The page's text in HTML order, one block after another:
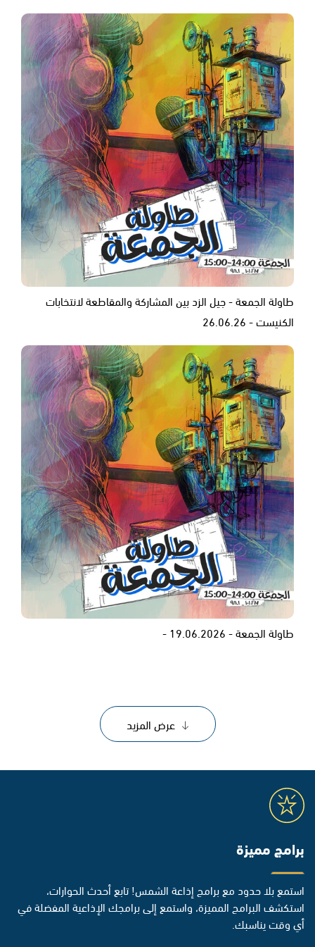
طاولة الجمعة - جيل الزد بين المشاركة والمقاطعة لانتخابات
الكنيست - 26.06.26
طاولة الجمعة - 19.06.2026 -
عرض المزيد
برامج مميزة
استمع بلا حدود مع برامج إذاعة الشمس! تابع أحدث الحوارات،
استكشف البرامج المميزة، واستمع إلى برامجك الإذاعية المفضلة في
أي وقت يناسبك.